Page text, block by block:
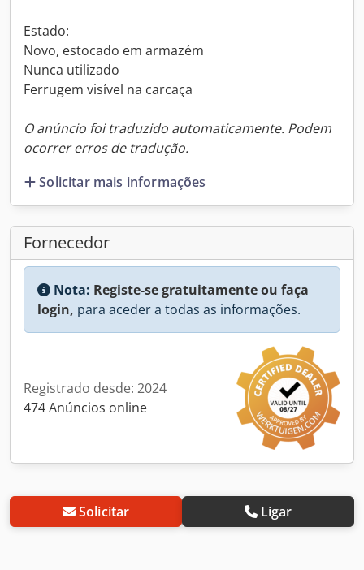
Estado:
Novo, estocado em armazém
Nunca utilizado
Ferrugem visível na carcaça
O anúncio foi traduzido automaticamente. Podem
ocorrer erros de tradução.
Solicitar mais informações
Fornecedor
Nota: Registe-se gratuitamente ou faça
login, para aceder a todas as informações.
Registrado desde: 2024
474 Anúncios online
Solicitar Ligar